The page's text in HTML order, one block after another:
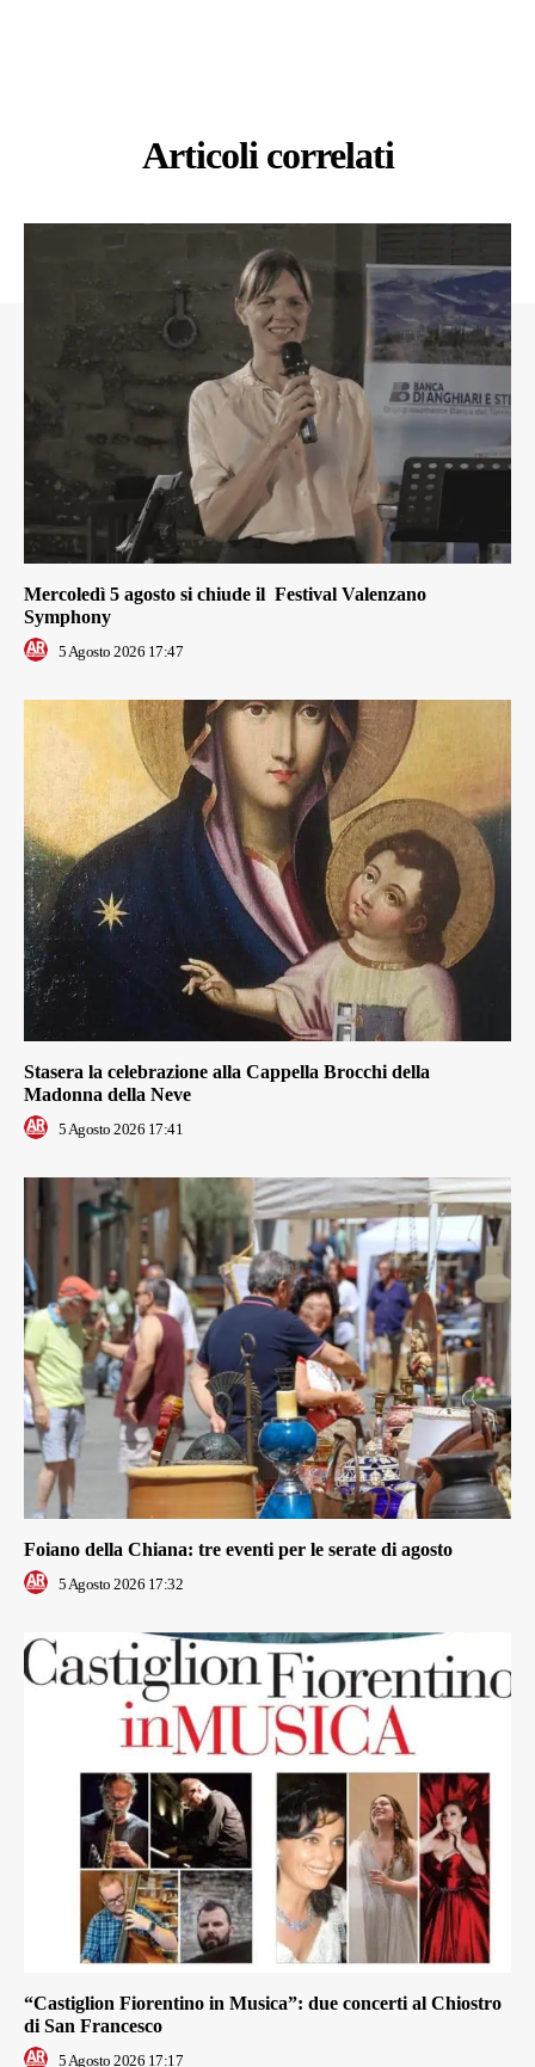
Articoli correlati
Mercoledì 5 agosto si chiude il Festival Valenzano
Symphony
5 Agosto 2026 17:47
Stasera la celebrazione alla Cappella Brocchi della
Madonna della Neve
5 Agosto 2026 17:41
Foiano della Chiana: tre eventi per le serate di agosto
5 Agosto 2026 17:32
“Castiglion Fiorentino in Musica”: due concerti al Chiostro
di San Francesco
5 Agosto 2026 17:17